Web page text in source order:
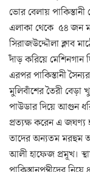
ভোর বেলায় পাকিস্তানী
এলাকা থেকে ৫৪ জন
সিরাজউদ্দৌলা ক্লাব
দাঁড় করিয়ে মেশিনগান
এরপর পাকিস্তানী
মুলিবাঁশের তৈরী বেড়া
পাউডার দিয়ে আগুন
প্রত্যক্ষ করেন এ জঘণ্য
তাদের অন্যতম মরহুম
আলী হাফেজ প্রমূখ।